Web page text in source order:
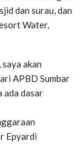
dan surau, dan
Water,
akan
APBD Sumbar
ada dasar
Epyardi